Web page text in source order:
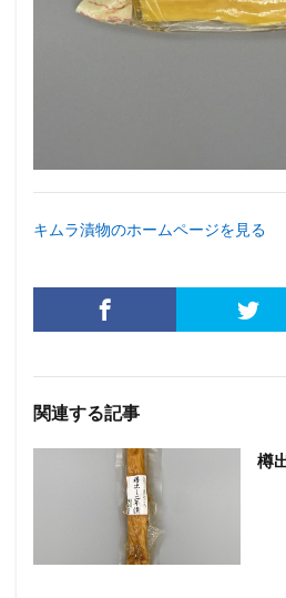
キムラ漬物のホームページを見る
関連する記事
樽